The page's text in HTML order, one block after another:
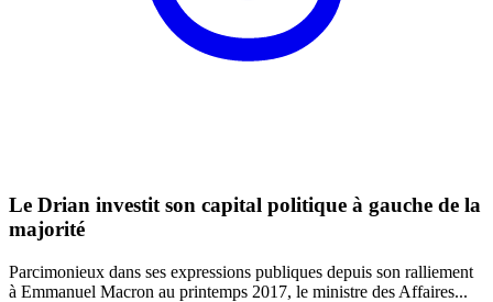
Le Drian investit son capital politique à gauche de la
majorité
Parcimonieux dans ses expressions publiques depuis son ralliement
à Emmanuel Macron au printemps 2017, le ministre des Affaires...